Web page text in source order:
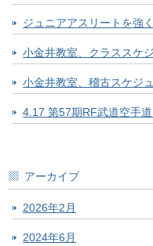
ジュニアアスリートを強
小金井教室、クラススケ
小金井教室、稽古スケジ
4.17 第57期RF武道空
アーカイブ
2026年2月
2024年6月